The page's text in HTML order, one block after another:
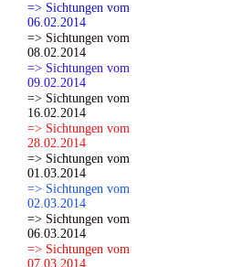
=> Sichtungen vom
06.02.2014
=> Sichtungen vom
08.02.2014
=> Sichtungen vom
09.02.2014
=> Sichtungen vom
16.02.2014
=> Sichtungen vom
28.02.2014
=> Sichtungen vom
01.03.2014
=> Sichtungen vom
02.03.2014
=> Sichtungen vom
06.03.2014
=> Sichtungen vom
07.03.2014